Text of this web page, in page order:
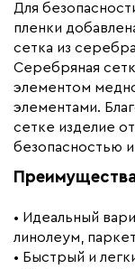
Срок службы(год)
Вес (кг)
Коллекция
Для
пленки
сетка из
Серебряная
элементом
элементами.
сетке изделие
безопасностью
Преимущества
• Идеальный
линолеум,
• Быстрый и